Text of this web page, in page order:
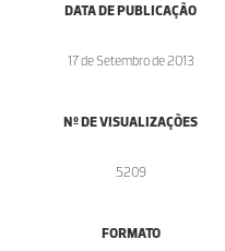
DATA DE PUBLICAÇÃO
17 de Setembro de 2013
Nº DE VISUALIZAÇÕES
5209
FORMATO